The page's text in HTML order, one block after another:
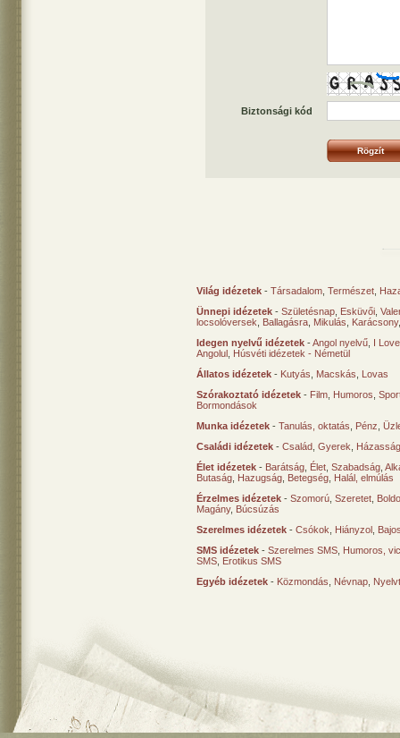
Biztonsági kód
Világ idézetek - Társadalom Természet
Ünnepi idézetek - Születésnap Esküvői
locsolóversek
Ballagásra Mikulás Karácsony
Idegen nyelvű idézetek -Angol nyelvű I
Angolul Húsvéti idézetek - Németül
Állatos idézetek - Kutyás Macskás
Lovas
Szórakoztató idézetek - Film Humoros
Bormondások
Munka idézetek - Tanulás, oktatás Pénz
Családi idézetek - Család Gyerek
Élet idézetek - Barátság Élet Szabadság
Butaság Hazugság Betegség Halál, elmúlás
Érzelmes idézetek - Szomorú Szeretet
Magány, Búcsúzás
Szerelmes idézetek - Csókok Hiányzol
SMS idézetek - Szerelmes SMS Humoros,
SMS Erotikus SMS
Egyéb idézetek - Közmondás Névnap